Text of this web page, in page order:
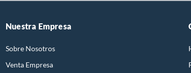
Nuestra Empresa
Sobre Nosotros
Venta Empresa